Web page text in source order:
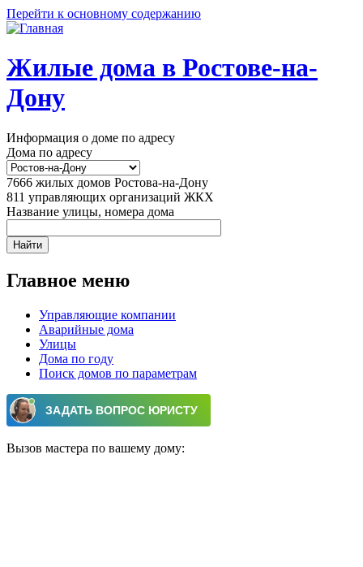
Перейти к основному содержанию
Жилые дома в Ростове-на-
Дону
Информация о доме по адресу
Дома по адресу
7666 жилых домов Ростова-на-Дону
811 управляющих организаций ЖКХ
Название улицы, номера дома
Главное меню
Управляющие компании
Аварийные дома
Улицы
Дома по году
Поиск домов по параметрам
Вызов мастера по вашему дому: